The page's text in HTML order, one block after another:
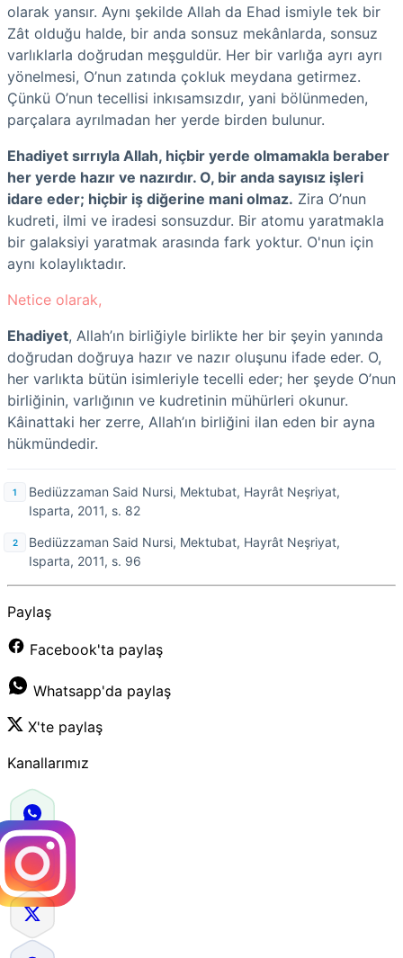
olarak yansır. Aynı şekilde Allah da Ehad ismiyle tek bir
Zât olduğu halde, bir anda sonsuz mekânlarda, sonsuz
varlıklarla doğrudan meşguldür. Her bir varlığa ayrı ayrı
yönelmesi, O’nun zatında çokluk meydana getirmez.
Çünkü O’nun tecellisi inkısamsızdır, yani bölünmeden,
parçalara ayrılmadan her yerde birden bulunur.
Ehadiyet sırrıyla Allah, hiçbir yerde olmamakla beraber
her yerde hazır ve nazırdır. O, bir anda sayısız işleri
idare eder; hiçbir iş diğerine mani olmaz. Zira O’nun
kudreti, ilmi ve iradesi sonsuzdur. Bir atomu yaratmakla
bir galaksiyi yaratmak arasında fark yoktur. O'nun için
aynı kolaylıktadır.
Netice olarak,
Ehadiyet, Allah’ın birliğiyle birlikte her bir şeyin yanında
doğrudan doğruya hazır ve nazır oluşunu ifade eder. O,
her varlıkta bütün isimleriyle tecelli eder; her şeyde O’nun
birliğinin, varlığının ve kudretinin mühürleri okunur.
Kâinattaki her zerre, Allah’ın birliğini ilan eden bir ayna
hükmündedir.
Bediüzzaman Said Nursi, Mektubat, Hayrât Neşriyat,
Isparta, 2011, s. 82
Bediüzzaman Said Nursi, Mektubat, Hayrât Neşriyat,
Isparta, 2011, s. 96
Paylaş
Facebook'ta paylaş
Whatsapp'da paylaş
X'te paylaş
Kanallarımız